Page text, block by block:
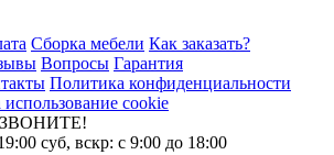
Сборка мебели Как заказать?
Вопросы Гарантия
Политика конфиденциальности
использование cookie
суб, вскр: с 9:00 до 18:00